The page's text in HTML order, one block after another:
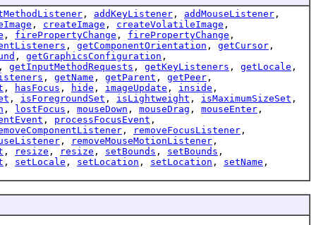
, addKeyListener , addMouseListener ,
, createImage , createVolatileImage ,
, firePropertyChange , firePropertyChange ,
, getComponentOrientation , getCursor ,
, getGraphicsConfiguration ,
, getInputMethodRequests , getKeyListeners , getLocale ,
, getName , getParent , getPeer ,
, hasFocus , hide , imageUpdate , inside ,
, isForegroundSet , isLightweight , isMaximumSizeSet ,
, lostFocus , mouseDown , mouseDrag , mouseEnter ,
, processFocusEvent ,
, removeFocusListener ,
, removeMouseMotionListener ,
, resize , resize , setBounds , setBounds ,
, setLocale , setLocation , setLocation , setName ,